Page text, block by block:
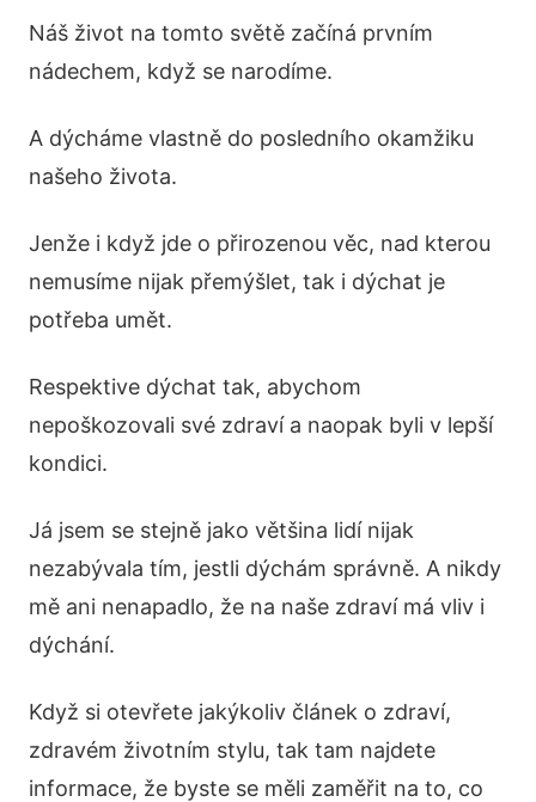
Náš život na tomto světě začíná prvním
nádechem, když se narodíme.
A dýcháme vlastně do posledního okamžiku
našeho života.
Jenže i když jde o přirozenou věc, nad kterou
nemusíme nijak přemýšlet, tak i dýchat je
potřeba umět.
Respektive dýchat tak, abychom
nepoškozovali své zdraví a naopak byli v lepší
kondici.
Já jsem se stejně jako většina lidí nijak
nezabývala tím, jestli dýchám správně. A nikdy
mě ani nenapadlo, že na naše zdraví má vliv i
dýchání.
Když si otevřete jakýkoliv článek o zdraví,
zdravém životním stylu, tak tam najdete
informace, že byste se měli zaměřit na to, co